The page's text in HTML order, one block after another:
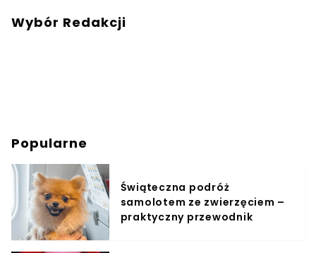
Wybór Redakcji
Popularne
Świąteczna podróż
samolotem ze zwierzęciem –
praktyczny przewodnik